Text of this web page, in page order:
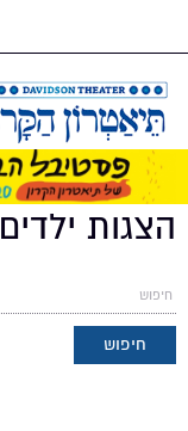
הצגות ילדים